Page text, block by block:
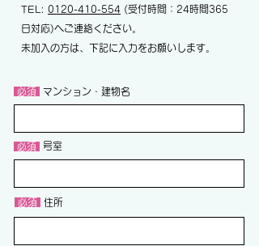
TEL: 0120-410-554 (受付時間：24時間365
日対応)へご連絡ください。
未加入の方は、下記に入力をお願いします。
​ 必須 ​マンション・建物名
​ 必須 ​号室
​ 必須 ​住所